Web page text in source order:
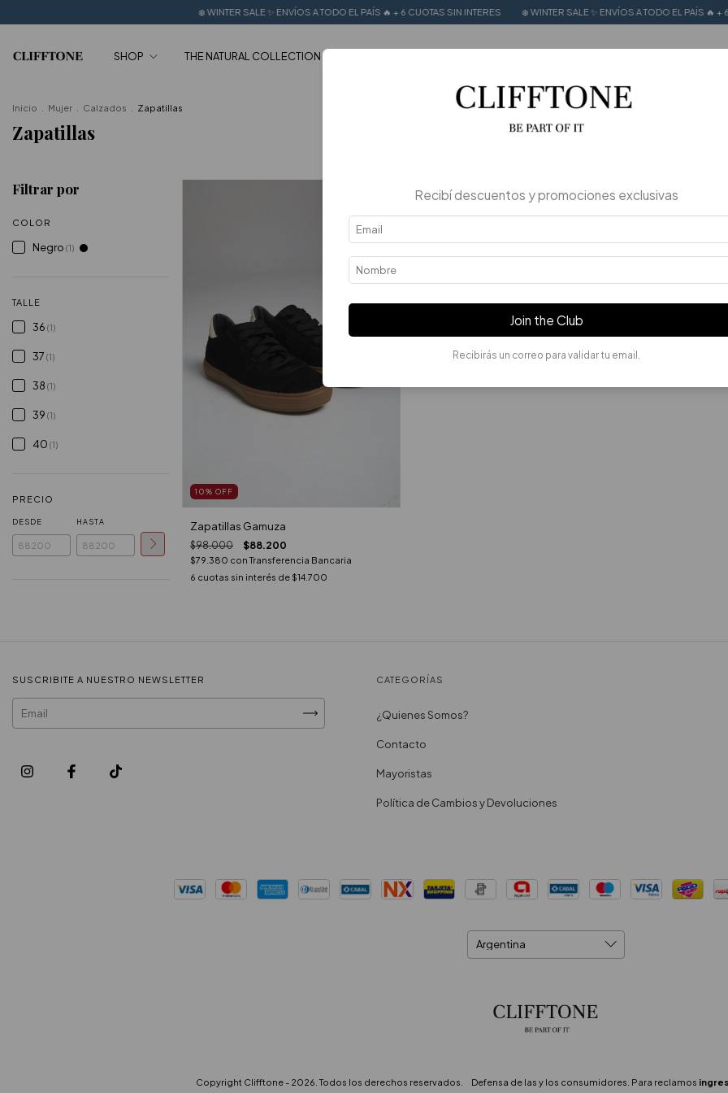
❄️ WINTER SALE ✨ ENVÍOS A TODO EL PAÍS 🔥 + 6 CUOTAS SIN INTERES ❄️ WINTER SALE ✨ ENVÍOS A TODO EL PAÍS 🔥 + 6 CUOTAS SIN
SHOP THE NATURAL COLLECTION
Inicio Mujer Calzados Zapatillas
Zapatillas
Filtrar por
COLOR
Negro (1)
TALLE
36 (1)
37 (1)
38 (1)
39 (1)
40 (1)
PRECIO
DESDE HASTA
10% OFF
Zapatillas Gamuza
$98.000 $88.200
$79.380 con Transferencia Bancaria
6 cuotas sin interés de $14.700
SUSCRIBITE A NUESTRO NEWSLETTER CATEGORÍAS
¿Quienes Somos?
Contacto
Mayoristas
Política de Cambios y Devoluciones
Copyright Clifftone - 2026. Todos los derechos reservados. Defensa de las y los consumidores. Para reclamos
Recibí descuentos y promociones exclusivas
Join the Club
Recibirás un correo para validar tu email.